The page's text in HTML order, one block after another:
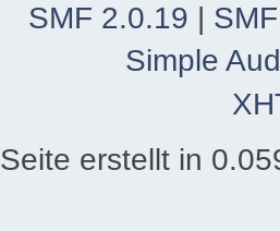
SMF 2.0.19
Simple
Seite erstellt in